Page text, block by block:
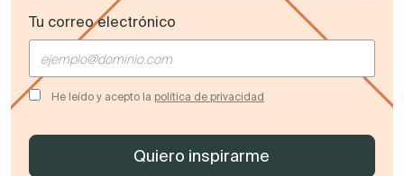
Tu correo electrónico
He leído y acepto la política de privacidad